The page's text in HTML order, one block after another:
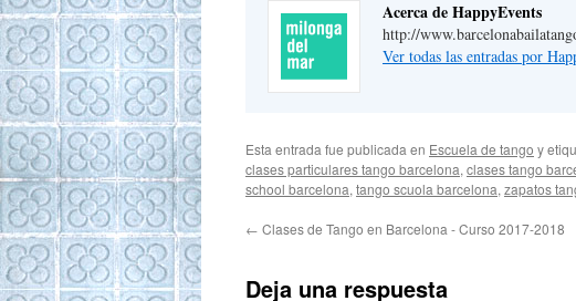
Acerca de HappyEvents
http://
Ver todas las entradas por
Esta entrada fue publicada en Escuela de tango y
clases particulares tango barcelona, clases tango
school barcelona, tango scuola barcelona, zapatos
← Clases de Tango en Barcelona - Curso 2017-2018
Deja una respuesta